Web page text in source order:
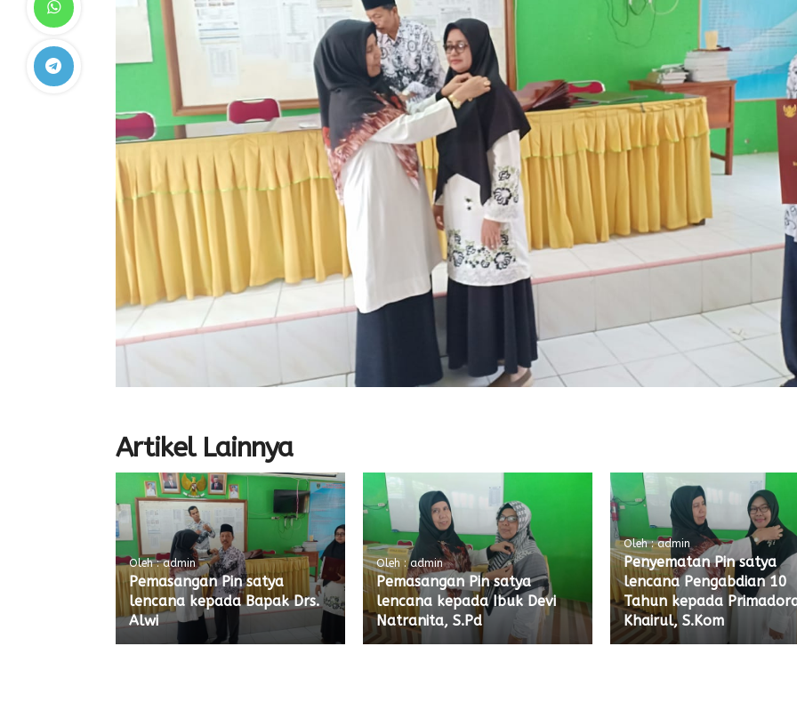
Artikel Lainnya
Oleh : admin
Pemasangan Pin satya
lencana kepada Bapak Drs.
Alwi
Oleh : admin
Pemasangan Pin satya
lencana kepada Ibuk Devi
Natranita, S.Pd
Oleh : admin
Penyematan Pin satya
lencana Pengabdian 10
Tahun kepada
Khairul, S.Kom